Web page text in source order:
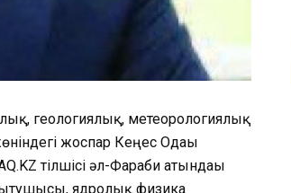
геологиялық, метеорологиялық
жоспар Кеңес Одағы
тілшісі әл-Фараби атындағы
ядролық физика